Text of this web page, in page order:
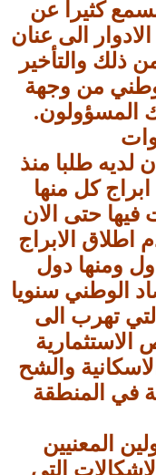
كثيرا عن
الى عنان
ذلك والتأخير
من وجهة
المسؤولون.
لديه طلبا منذ
كل منها
فيها حتى الان
الابراج
ومنها دول
الوطني سنويا
تهرب الى
الاستثمارية
والشح
في المنطقة
المعنيين
التي